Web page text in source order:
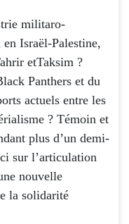
militaro-
Israël-Palestine,
etTaksim ?
Panthers et du
actuels entre les
? Témoin et
plus d’un demi-
sur l’articulation
nouvelle
la solidarité